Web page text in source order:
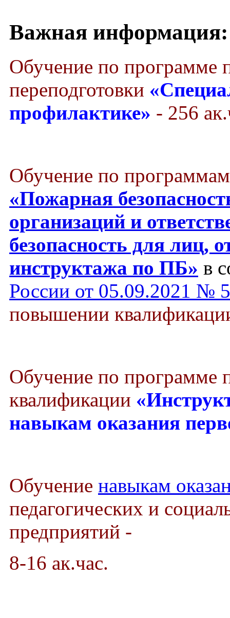
Важная информация:
Обучение по программе
переподготовки
профилактике» - 256
Обучение по
«Пожарная
организаций и
безопасность для лиц,
инструктажа по ПБ» в
России от 05.09.2021 №
повышении
Обучение по программе
квалификации
навыкам оказания
Обучение навыкам
педагогических и
предприятий -
8-16 ак.час.